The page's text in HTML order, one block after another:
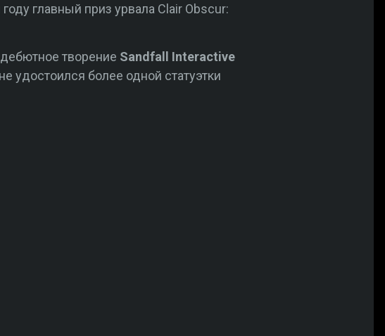
главный приз урвала Clair Obscur:
творение Sandfall Interactive
удостоился более одной статуэтки